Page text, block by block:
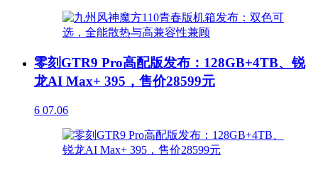
零刻GTR9 Pro高配版发布：128GB+4TB、锐
龙AI Max+ 395，售价28599元
6 07.06